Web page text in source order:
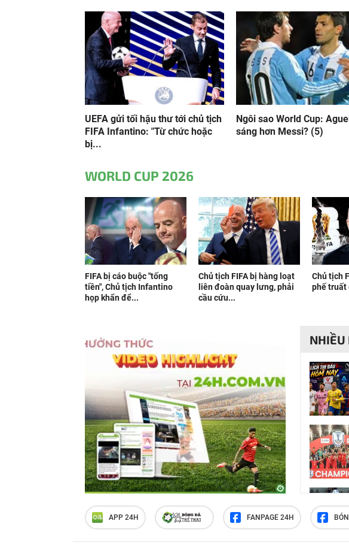
UEFA gửi tối hậu thư tới chủ tịch
FIFA Infantino: "Từ chức hoặc
bị...
Ngôi sao World Cup:
sáng hơn Messi? (5)
WORLD CUP 2026
FIFA bị cáo buộc "tống
tiền", Chủ tịch Infantino
họp khẩn để...
Chủ tịch FIFA bị hàng loạt
liên đoàn quay lưng, phải
cầu cứu...
Chủ tịch
phế truất
NHIỀU
APP 24H FANPAGE 24H